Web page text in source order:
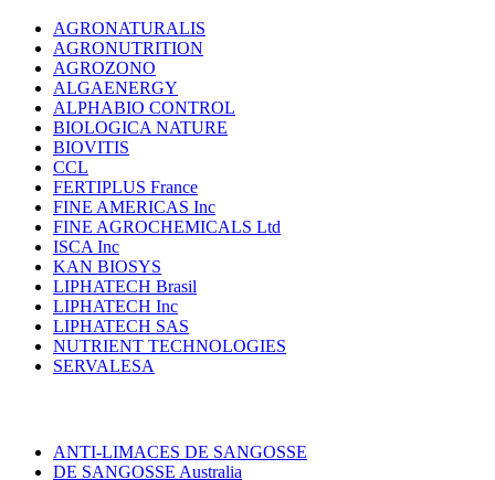
AGRONATURALIS
AGRONUTRITION
AGROZONO
ALGAENERGY
ALPHABIO CONTROL
BIOLOGICA NATURE
BIOVITIS
CCL
FERTIPLUS France
FINE AMERICAS Inc
FINE AGROCHEMICALS Ltd
ISCA Inc
KAN BIOSYS
LIPHATECH Brasil
LIPHATECH Inc
LIPHATECH SAS
NUTRIENT TECHNOLOGIES
SERVALESA
ANTI-LIMACES DE SANGOSSE
DE SANGOSSE Australia